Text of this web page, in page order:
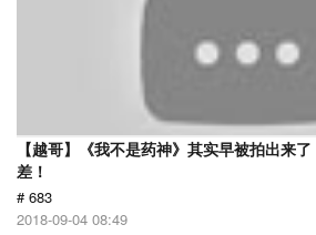
【越哥】《我不是药神》其实早被拍出来
差！
# 683
2018-09-04 08:49